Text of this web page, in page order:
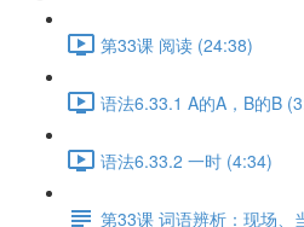
第33课 阅读 (24:38)
语法6.33.1 A的A，B的B
语法6.33.2 一时 (4:34)
第33课 词语辨析：现场、